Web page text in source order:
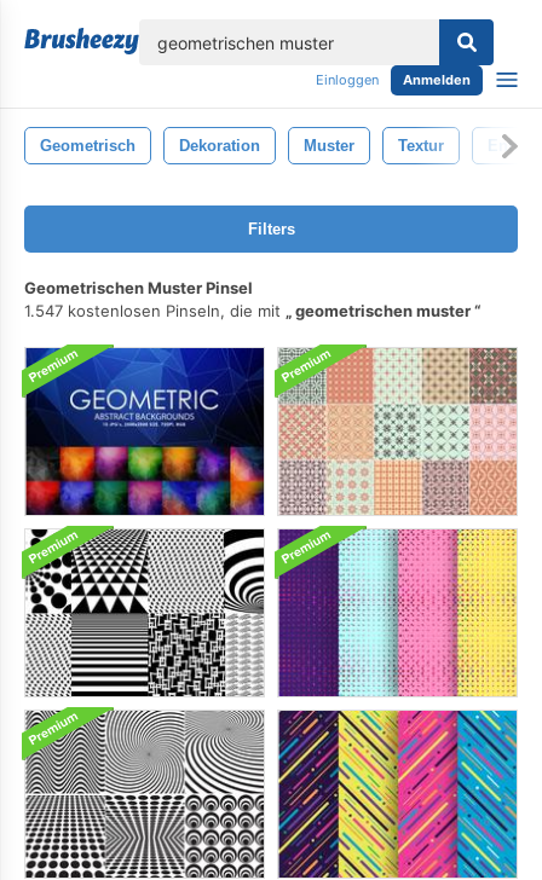
Einloggen Anmelden
Geometrisch Dekoration Muster Textur
Filters
Geometrischen Muster Pinsel
1.547 kostenlosen Pinseln, die mit
geometrischen muster